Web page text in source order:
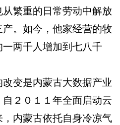
繁重的日常劳动中解放
。如今，他家经营的牧
两千人增加到七八千
变是内蒙古大数据产业
２０１１年全面启动云
内蒙古依托自身冷凉气